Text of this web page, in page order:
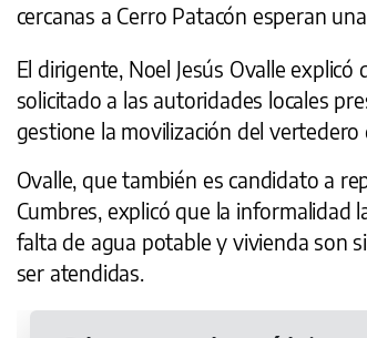
cercanas a Cerro Patacón esperan
El dirigente, Noel Jesús Ovalle
solicitado a las autoridades locales
gestione la movilización del vertedero
Ovalle, que también es candidato a
Cumbres, explicó que la informalidad
falta de agua potable y vivienda son
ser atendidas.